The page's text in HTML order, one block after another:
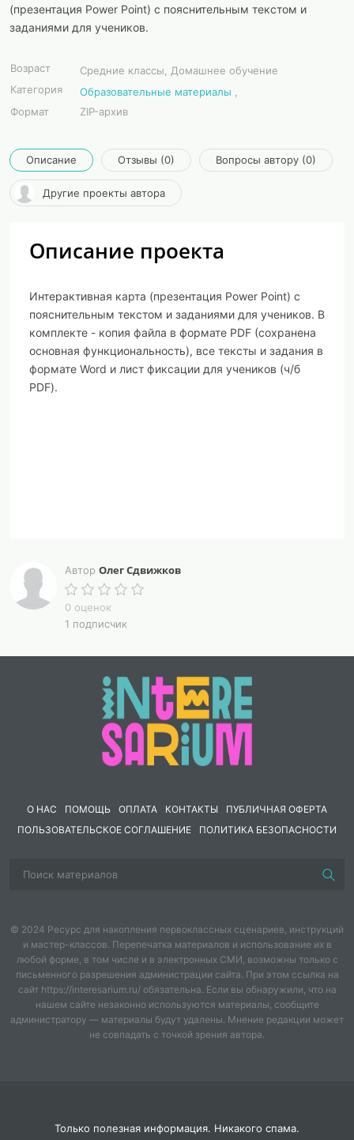
(презентация Power Point) с пояснительным текстом и
заданиями для учеников.
Возраст
Средние классы, Домашнее обучение
Категория
Образовательные материалы
Формат
ZIP-архив
Описание Отзывы (0) Вопросы автору (0)
Другие проекты автора
Описание проекта
Интерактивная карта (презентация Power Point) с
пояснительным текстом и заданиями для учеников. В
комплекте - копия файла в формате PDF (сохранена
основная функциональность), все тексты и задания в
формате Word и лист фиксации для учеников (ч/б
PDF).
Автор Олег Сдвижков
0 оценок
1 подписчик
О НАС ПОМОЩЬ ОПЛАТА КОНТАКТЫ
ПУБЛИЧНАЯ ОФЕРТА
ПОЛЬЗОВАТЕЛЬСКОЕ СОГЛАШЕНИЕ
ПОЛИТИКА БЕЗОПАСНОСТИ
© 2024 Ресурс для накопления первоклассных сценариев, инструкций
и мастер-классов. Перепечатка материалов и использование их в
любой форме, в том числе и в электронных СМИ, возможны только с
письменного разрешения администрации сайта. При этом ссылка на
сайт https://interesarium.ru/ обязательна. Если вы обнаружили, что на
нашем сайте незаконно используются материалы, сообщите
администратору — материалы будут удалены. Мнение редакции может
не совпадать с точкой зрения автора.
Только полезная информация. Никакого спама.